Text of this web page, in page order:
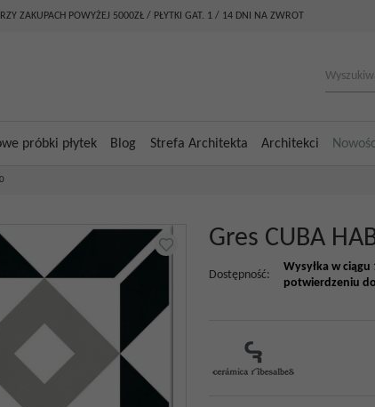
ZAKUPACH POWYŻEJ 5000ZŁ / PŁYTKI GAT. 1 / 14 DNI NA ZWROT
próbki płytek Blog Strefa Architekta Architekci
Gres CUBA
Dostępność:
Wysyłka w
potwierdzeniu